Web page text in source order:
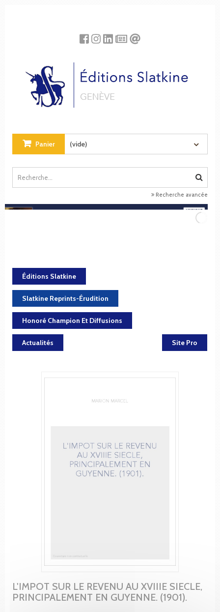
Panier (vide)
Recherche avancée
Éditions Slatkine
Slatkine Reprints-Érudition
Honoré Champion Et Diffusions
Actualités Site Pro
L'IMPOT SUR LE REVENU AU XVIIIE SIECLE,
PRINCIPALEMENT EN GUYENNE. (1901).